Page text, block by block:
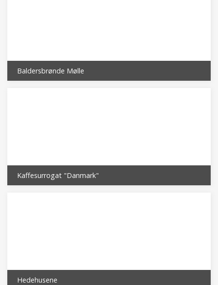
Baldersbrønde Mølle
Kaffesurrogat "Danmark"
Hedehusene